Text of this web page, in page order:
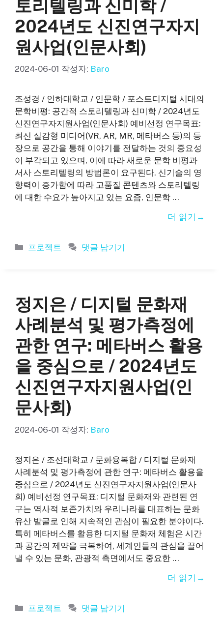
토리텔링과 신미학 /
2024년도 신진연구자지
원사업(인문사회)
2024-06-01 작성자: Baro
조성경 / 인하대학교 / 인문학 / 포스트디지털 시대의
문학비평: 공간적 스토리텔링과 신미학 / 2024년도
신진연구자지원사업(인문사회) 예비선정 연구목표:
최신 실감형 미디어(VR, AR, MR, 메타버스 등)의 등
장으로 공간을 통해 이야기를 전달하는 것의 중요성
이 부각되고 있으며, 이에 따라 새로운 문학 비평과
서사 스토리텔링의 방법론이 요구된다. 신기술의 영
향력이 증가함에 따라 고품질 콘텐츠와 스토리텔링
에 대한 수요가 높아지고 있는 요즘, 인문학 …
더 읽기
카
프로젝트 댓글 남기기
정지은 / 디지털 문화재
사례분석 및 평가측정에
관한 연구: 메타버스 활용
을 중심으로 / 2024년도
신진연구자지원사업(인
문사회)
2024-06-01 작성자: Baro
정지은 / 조선대학교 / 문화융복합 / 디지털 문화재
사례분석 및 평가측정에 관한 연구: 메타버스 활용을
중심으로 / 2024년도 신진연구자지원사업(인문사
회) 예비선정 연구목표: 디지털 문화재와 관련된 연
구는 역사적 보존가치와 우리나라를 대표하는 문화
유산 발굴로 인해 지속적인 관심이 필요한 분야이다.
특히 메타버스를 활용한 디지털 문화재 체험은 시간
과 공간의 제약을 극복하여, 세계인들의 관심을 끌어
낼 수 있는 문화, 관광적 측면에서도 중요한 …
더 읽기
카
프로젝트 댓글 남기기